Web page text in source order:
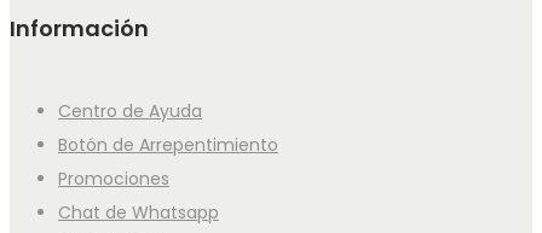
Información
Centro de Ayuda
Botón de Arrepentimiento
Promociones
Chat de Whatsapp